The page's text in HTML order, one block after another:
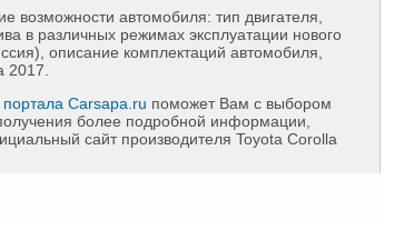
возможности автомобиля: тип двигателя,
в различных режимах эксплуатации нового
описание комплектаций автомобиля,
2017.
Carsapa.ru поможет Вам с выбором
более подробной информации,
сайт производителя Toyota Corolla